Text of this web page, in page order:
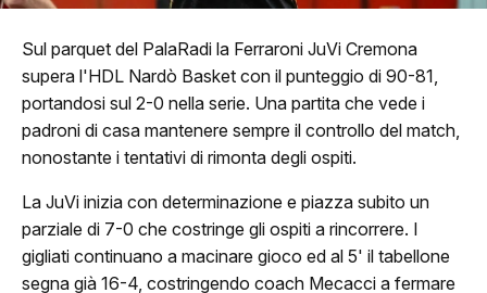
Sul parquet del PalaRadi la Ferraroni JuVi Cremona
supera l'HDL Nardò Basket con il punteggio di 90-81,
portandosi sul 2-0 nella serie. Una partita che vede i
padroni di casa mantenere sempre il controllo del match,
nonostante i tentativi di rimonta degli ospiti.
La JuVi inizia con determinazione e piazza subito un
parziale di 7-0 che costringe gli ospiti a rincorrere. I
gigliati continuano a macinare gioco ed al 5' il tabellone
segna già 16-4, costringendo coach Mecacci a fermare